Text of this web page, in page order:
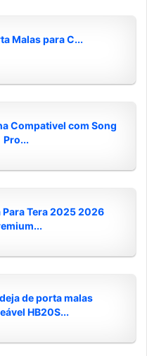
Malas para C...
Compativel com Song
Pro...
Para Tera 2025 2026
de porta malas
HB20S...